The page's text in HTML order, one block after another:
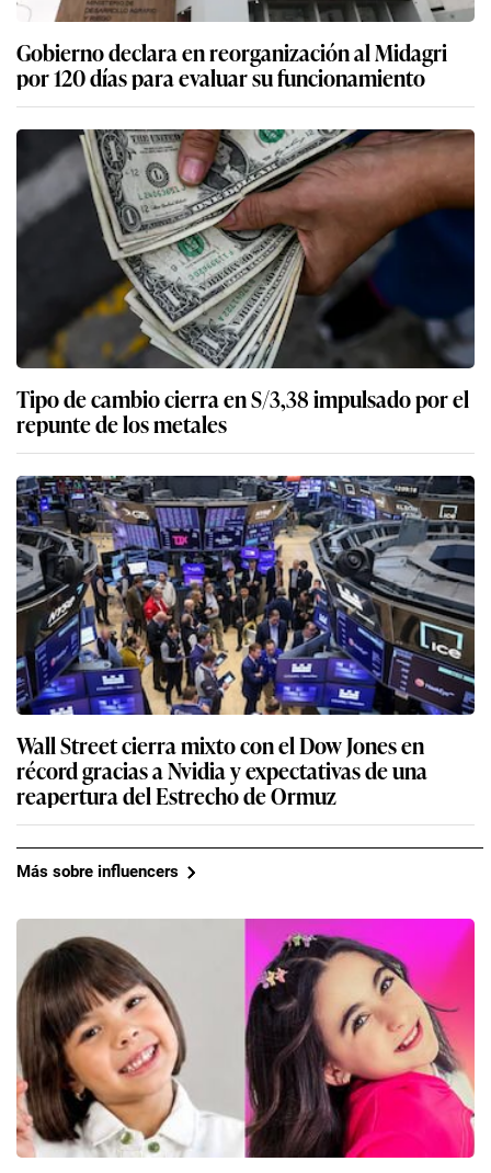
Gobierno declara en reorganización al Midagri
por 120 días para evaluar su funcionamiento
Tipo de cambio cierra en S/3,38 impulsado por el
repunte de los metales
Wall Street cierra mixto con el Dow Jones en
récord gracias a Nvidia y expectativas de una
reapertura del Estrecho de Ormuz
Más sobre influencers